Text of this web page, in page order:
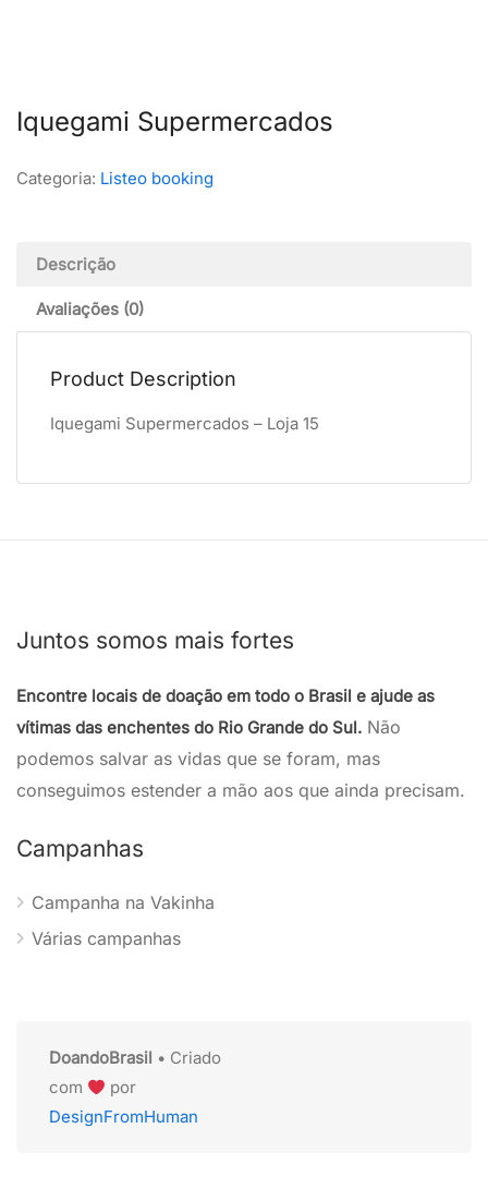
Iquegami Supermercados
Categoria: Listeo booking
Descrição
Avaliações (0)
Product Description
Iquegami Supermercados – Loja 15
Juntos somos mais fortes
Encontre locais de doação em todo o Brasil e ajude as
vítimas das enchentes do Rio Grande do Sul. Não
podemos salvar as vidas que se foram, mas
conseguimos estender a mão aos que ainda precisam.
Campanhas
Campanha na Vakinha
Várias campanhas
DoandoBrasil • Criado
com
por
DesignFromHuman